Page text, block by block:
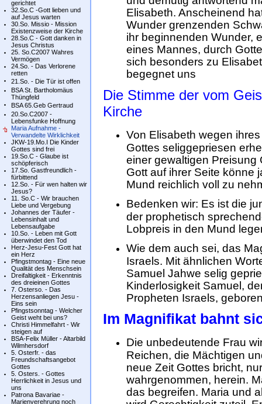
gerichtet
32.So.C -Gott lieben und
auf Jesus warten
30.So. Missio - Mission
Existenzweise der Kirche
28.So.C - Gott danken in
Jesus Christus
25. So.C2007 Wahres
Vermögen
24.So. - Das Verlorene
retten
21.So. - Die Tür ist offen
BSA St. Bartholomäus
Thüngfeld
BSA 65.Geb Gertraud
20.So.C2007 -
Lebensfunke Hoffnung
Maria Aufnahme -
Verwandelte Wirklichkeit
JKW-19.Mo.I Die Kinder
Gottes sind frei
19.So.C - Glaube ist
schöpferisch
17.So. Gastfreundlich -
fürbittend
12.So. - Für wen halten wir
Jesus?
11. So.C - Wir brauchen
Liebe und Vergebung
Johannes der Täufer -
Lebensinhalt und
Lebensaufgabe
10.So. - Leben mit Gott
überwindet den Tod
Herz-Jesu-Fest Gott hat
ein Herz
Pfingstmontag - Eine neue
Qualität des Menschsein
Dreifaltigkeit - Erkenntnis
des dreieinen Gottes
7. Osterso. - Das
Herzensanliegen Jesu -
Eins sein
Pfingstsonntag - Welcher
Geist weht bei uns?
Christi Himmelfahrt - Wir
steigen auf
BSA-Felix Müller - Altarbild
Wilmhersdorf
5. Osterfr. - das
Freundschaftsangebot
Gottes
5. Osters. - Gottes
Herrlichkeit in Jesus und
uns
Patrona Bavariae -
Marienverehrung noch
Elisabeth. Anscheinend
Wunder grenzenden
ihr beginnenden Wunder,
eines Mannes, durch
sich besonders zu
begegnet uns
Die Stimme der vom
Kirche
Von Elisabeth wegen
Gottes seliggepriesen
einer gewaltigen Preisung
Gott auf ihrer Seite könne
Mund reichlich voll zu
Bedenken wir: Es ist die
der prophetisch
Lobpreis in den Mund
Wie dem auch sei, das
Israels. Mit ähnlichen
Samuel Jahwe selig
Kinderlosigkeit Samuel,
Propheten Israels,
Im Magnifikat bahnt
Die unbedeutende Frau
Reichen, die Mächtigen
neue Zeit Gottes bricht,
wahrgenommen, herein.
das begreifen. Maria und